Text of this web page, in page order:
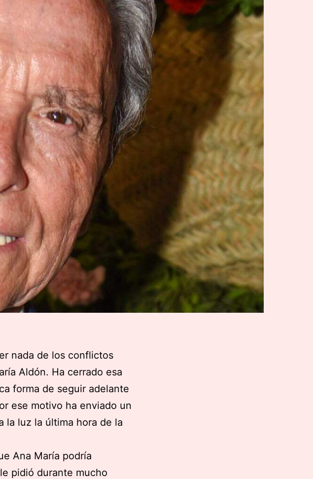
nada de los conflictos
Aldón. Ha cerrado esa
forma de seguir adelante
ese motivo ha enviado un
la luz la última hora de la
Ana María podría
pidió durante mucho